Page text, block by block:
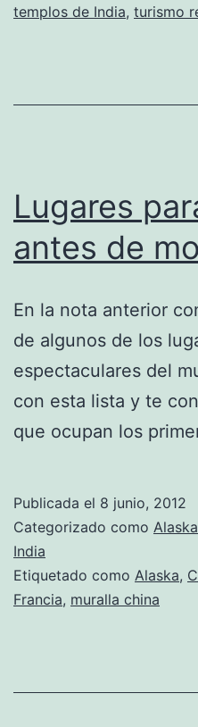
templos de India, turismo
Lugares
antes de
En la nota anterior
de algunos de los
espectaculares del
con esta lista y te
que ocupan los
Publicada el 8 junio, 2012
Categorizado como Alaska
India
Etiquetado como Alaska,
Francia, muralla china